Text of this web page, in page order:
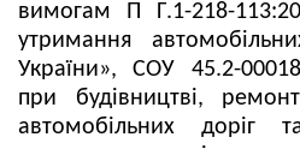
вимогам П Г.1-218-
утримання
України», СОУ 45.2-
при будівництві,
автомобільних